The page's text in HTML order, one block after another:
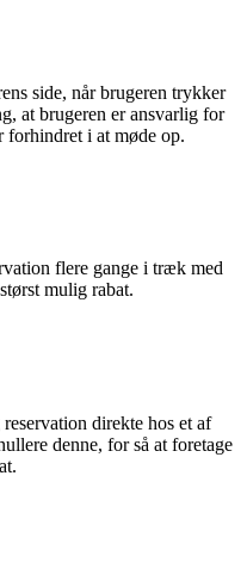
side, når brugeren trykker
at brugeren er ansvarlig for
forhindret i at møde op.
flere gange i træk med
mulig rabat.
direkte hos et af
denne, for så at foretage